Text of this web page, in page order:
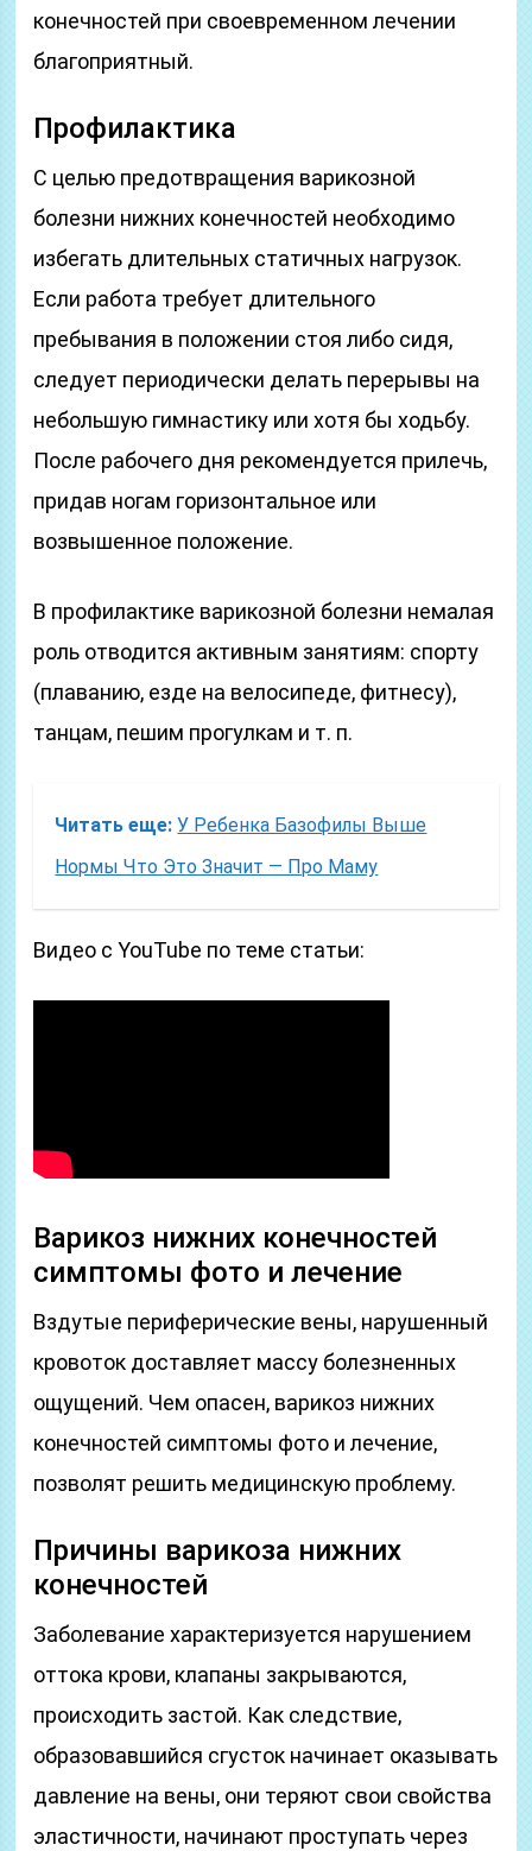
конечностей при своевременном лечении
благоприятный.
Профилактика
С целью предотвращения варикозной
болезни нижних конечностей необходимо
избегать длительных статичных нагрузок.
Если работа требует длительного
пребывания в положении стоя либо сидя,
следует периодически делать перерывы на
небольшую гимнастику или хотя бы ходьбу.
После рабочего дня рекомендуется прилечь,
придав ногам горизонтальное или
возвышенное положение.
В профилактике варикозной болезни немалая
роль отводится активным занятиям: спорту
(плаванию, езде на велосипеде, фитнесу),
танцам, пешим прогулкам и т. п.
Читать еще: У Ребенка Базофилы Выше
Нормы Что Это Значит — Про Маму
Видео с YouTube по теме статьи:
Варикоз нижних конечностей
симптомы фото и лечение
Вздутые периферические вены, нарушенный
кровоток доставляет массу болезненных
ощущений. Чем опасен, варикоз нижних
конечностей симптомы фото и лечение,
позволят решить медицинскую проблему.
Причины варикоза нижних
конечностей
Заболевание характеризуется нарушением
оттока крови, клапаны закрываются,
происходить застой. Как следствие,
образовавшийся сгусток начинает оказывать
давление на вены, они теряют свои свойства
эластичности, начинают проступать через